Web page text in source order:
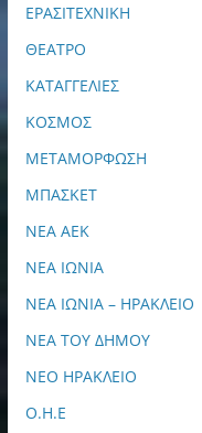
ΕΡΑΣΙΤΕΧΝΙΚΗ
ΘΕΑΤΡΟ
ΚΑΤΑΓΓΕΛΙΕΣ
ΚΟΣΜΟΣ
ΜΕΤΑΜΟΡΦΩΣΗ
ΜΠΑΣΚΕΤ
ΝΕΑ ΑΕΚ
ΝΕΑ ΙΩΝΙΑ
ΝΕΑ ΙΩΝΙΑ – ΗΡΑΚΛΕΙΟ
ΝΕΑ ΤΟΥ ΔΗΜΟΥ
ΝΕΟ ΗΡΑΚΛΕΙΟ
Ο.Η.Ε